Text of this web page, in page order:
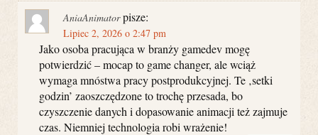
AniaAnimator pisze:
Lipiec 2, 2026 o 2:47 pm
Jako osoba pracująca w branży gamedev mogę
potwierdzić – mocap to game changer, ale wciąż
wymaga mnóstwa pracy postprodukcyjnej. Te ‚setki
godzin’ zaoszczędzone to trochę przesada, bo
czyszczenie danych i dopasowanie animacji też zajmuje
czas. Niemniej technologia robi wrażenie!